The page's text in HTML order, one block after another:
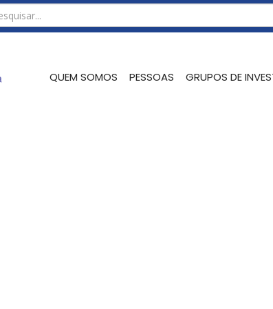
QUEM SOMOS PESSOAS GRUPOS DE